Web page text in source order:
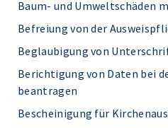
Baum- und Umweltschäden
Befreiung von der
Beglaubigung von
Berichtigung von Daten bei
beantragen
Bescheinigung für